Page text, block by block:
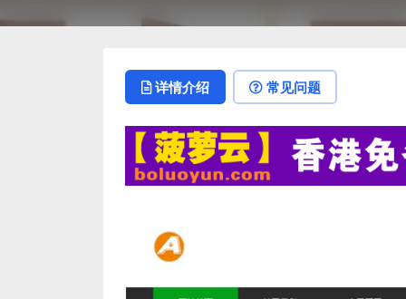
详情介绍 常见问题